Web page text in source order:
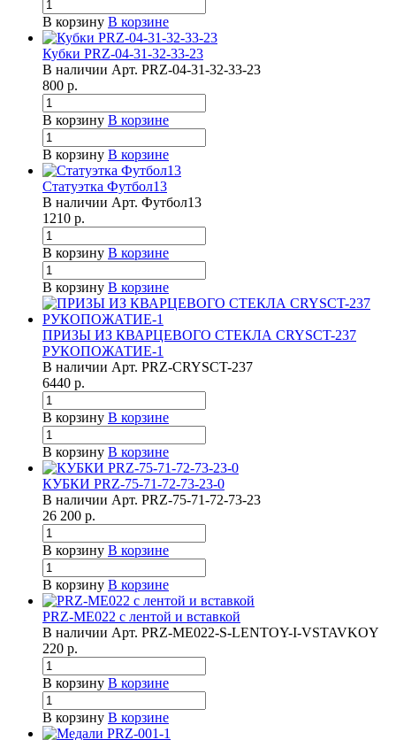
В корзину В корзине
Кубки PRZ-04-31-32-33-23
В наличии Арт. PRZ-04-31-32-33-23
800 р.
В корзину В корзине
В корзину В корзине
Статуэтка Футбол13
В наличии Арт. Футбол13
1210 р.
В корзину В корзине
В корзину В корзине
ПРИЗЫ ИЗ КВАРЦЕВОГО СТЕКЛА CRYSCT-237
РУКОПОЖАТИЕ-1
В наличии Арт. PRZ-CRYSCT-237
6440 р.
В корзину В корзине
В корзину В корзине
КУБКИ PRZ-75-71-72-73-23-0
В наличии Арт. PRZ-75-71-72-73-23
26 200 р.
В корзину В корзине
В корзину В корзине
PRZ-ME022 с лентой и вставкой
В наличии Арт. PRZ-ME022-S-LENTOY-I-VSTAVKOY
220 р.
В корзину В корзине
В корзину В корзине